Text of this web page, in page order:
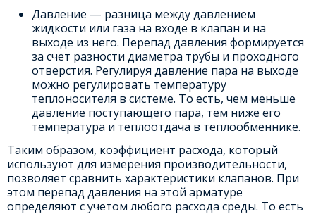
Давление — разница между давлением
жидкости или газа на входе в клапан и на
выходе из него. Перепад давления формируется
за счет разности диаметра трубы и проходного
отверстия. Регулируя давление пара на выходе
можно регулировать температуру
теплоносителя в системе. То есть, чем меньше
давление поступающего пара, тем ниже его
температура и теплоотдача в теплообменнике.
Таким образом, коэффициент расхода, который
используют для измерения производительности,
позволяет сравнить характеристики клапанов. При
этом перепад давления на этой арматуре
определяют с учетом любого расхода среды. То есть